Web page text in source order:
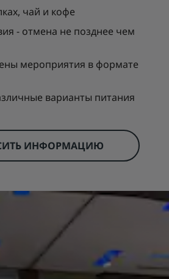
чай и кофе
- отмена не позднее чем
мероприятия в формате
варианты питания
ИНФОРМАЦИЮ